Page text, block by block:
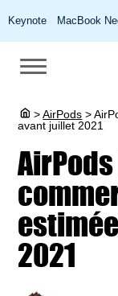
Keynote MacBook
> AirPods >
avant juillet 2021
2021